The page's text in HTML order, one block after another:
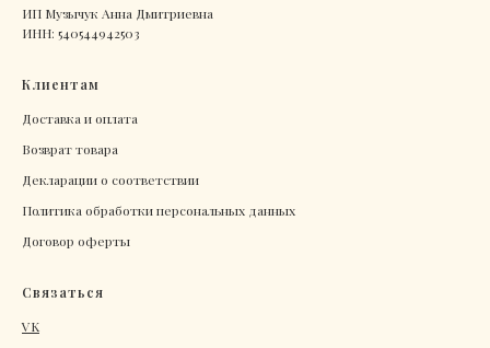
ИП Музычук Анна Дмитриевна
ИНН: 540544942503
Клиентам
Доставка и оплата
Возврат товара
Декларации о соответствии
Политика обработки персональных данных
Договор оферты
Связаться
VK